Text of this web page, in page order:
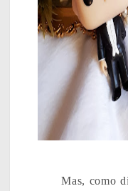
Mas, como